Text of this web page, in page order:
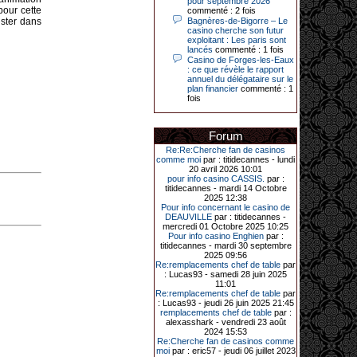
cette
dans
Le plus gros gain gagné depuis plus
de 20 ans dans l’établissement.
31-03-2026|
Série de jackpots au casino JOA de
Gujan-Mestras : ce mois de mars a
été fructueux pour quelques
une machine à sous pour une mise
initiale de 5,28 €. Puis quelques
jours plus tard, le vendredi 27 mars,
un joueur a décroché 12 086 euros
sur une autre machine à sous.
Enfin, troisième et dernier jackpot,
record cette fois-ci, le samedi 28
mars dernier. Quelque 111 322
euros ont été remportés sur la table
d’Ultimate Texas Hold’em Poker,
grâce à une mise de 5 euros sur la
case bonus et une quinte flush
royale. Ces gains ont été annoncés
dans un communiqué diffusé par le
casino ce lundi 30 mars en soirée.
11-01-2026|
Dimanche 11 janvier, en soirée, une
cliente retraitée de 78 ans, habitant
Trémuson, a eu l’énorme surprise
commenté : 2 fois
Bagnères-de-Bigorre – Le
casino cherche son futur
exploitant : Les paris sont
lancés commenté : 1 fois
Casino de Forges-les-Eaux
: ce que révèle le rapport
annuel du délégataire sur le
plan financier commenté : 1
fois
Forum
Re:Re:Cherche fan de casinos
comme moi par : titidecannes - lundi
20 avril 2026 10:01
pour info casino CASSIS. par :
titidecannes - mardi 14 Octobre
2025 12:38
Pour info concernant le casino de
DEAUVILLE par : titidecannes -
mercredi 01 Octobre 2025 10:25
Pour info casino Enghienpar :
titidecannes - mardi 30 septembre
2025 09:56
Re:remplacements chef de table par
: Lucas93 - samedi 28 juin 2025
11:01
Re:remplacements chef de table par
: Lucas93 - jeudi 26 juin 2025 21:45
remplacements chef de tablepar :
alexasshark - vendredi 23 août
2024 15:53
Re:Cherche fan de casinos comme
moipar : eric57 - jeudi 06 juillet 2023